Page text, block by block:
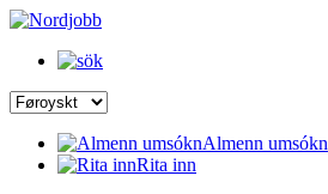
Almenn umsókn
Rita inn